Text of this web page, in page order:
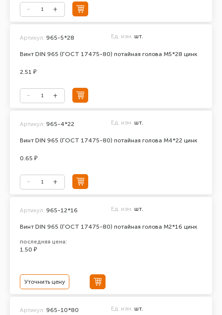
Винт DIN 965 (ГОСТ 17475-80) потайная голова М5*28 цинк
Артикул: 965-5*28 Ед. изм. шт.
2.51 ₽
Винт DIN 965 (ГОСТ 17475-80) потайная голова М4*22 цинк
Артикул: 965-4*22 Ед. изм. шт.
0.65 ₽
Винт DIN 965 (ГОСТ 17475-80) потайная голова М2*16 цинк
Артикул: 965-12*16 Ед. изм. шт.
последняя цена:
1.50 ₽
Уточнить цену
Артикул: 965-10*80 Ед. изм. шт.